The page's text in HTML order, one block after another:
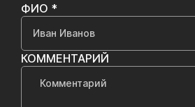
ФИО *
КОММЕНТАРИЙ